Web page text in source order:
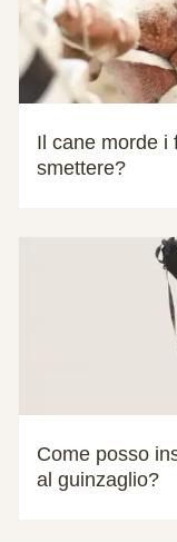
Il cane morde i
smettere?
Come posso
al guinzaglio?